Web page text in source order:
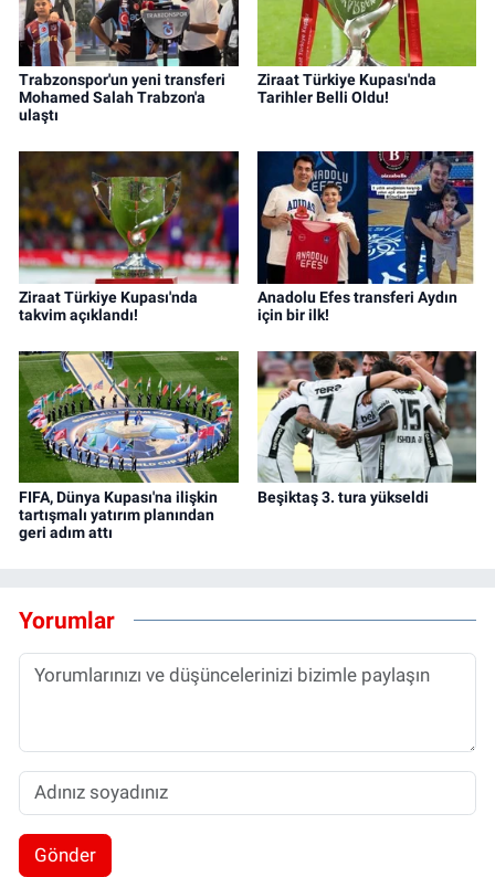
Trabzonspor'un yeni transferi
Mohamed Salah Trabzon'a
ulaştı
Ziraat Türkiye Kupası'nda
Tarihler Belli Oldu!
Ziraat Türkiye Kupası'nda
takvim açıklandı!
Anadolu Efes transferi Aydın
için bir ilk!
FIFA, Dünya Kupası'na ilişkin
tartışmalı yatırım planından
geri adım attı
Beşiktaş 3. tura yükseldi
Yorumlar
Gönder